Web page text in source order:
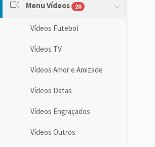
Menu Vídeos 20
Vídeos Futebol
Vídeos TV
Vídeos Amor e Amizade
Vídeos Datas
Vídeos Engraçados
Vídeos Outros